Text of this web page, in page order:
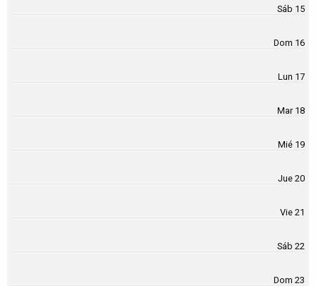
Sáb 15
Dom 16
Lun 17
Mar 18
Mié 19
Jue 20
Vie 21
Sáb 22
Dom 23